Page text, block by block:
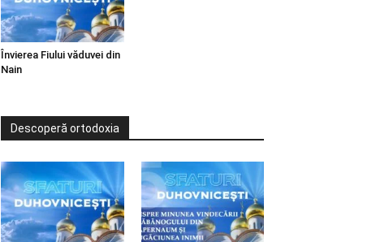
Învierea Fiului văduvei din
Nain
Descoperă ortodoxia